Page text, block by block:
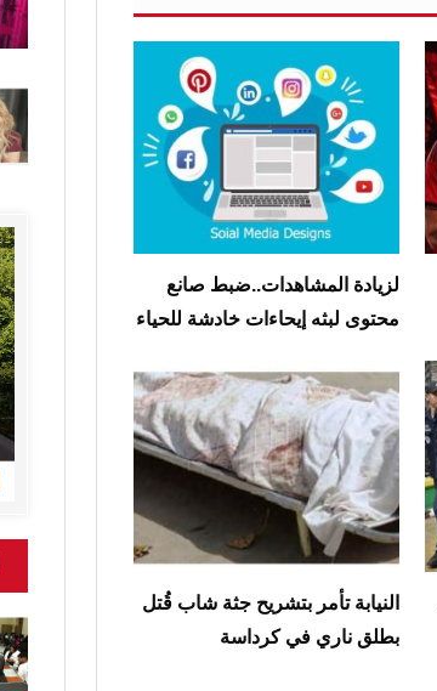
لزيادة المشاهدات..ضبط صانع
محتوى لبثه إيحاءات خادشة للحياء
النيابة تأمر بتشريح جثة شاب قُتل
بطلق ناري في كرداسة